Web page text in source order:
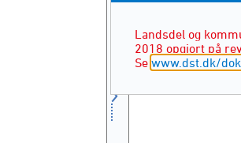
Landsdel og
2018 opgjort på
Se www.dst.dk/